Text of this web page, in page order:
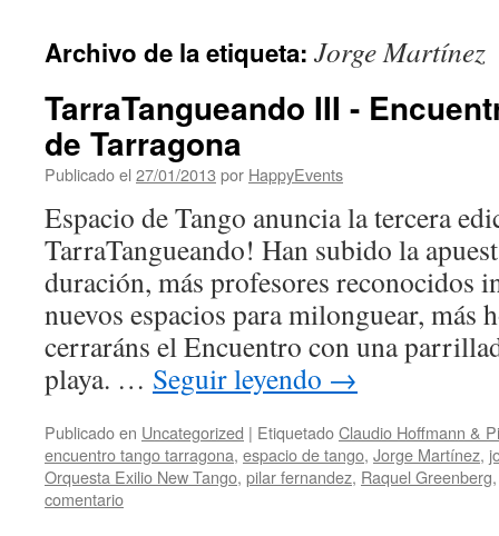
Archivo de la etiqueta: Jorge Martínez
TarraTangueando III -
de Tarragona
Publicado el 27/01/2013 por HappyEvents
Espacio de Tango anuncia la tercera
TarraTangueando! Han subido la
duración, más profesores reconocidos
nuevos espacios para milonguear,
cerraráns el Encuentro con una
playa. … Seguir leyendo →
Publicado en Uncategorized | EtiquetadoClaudio Hoffmann &
encuentro tango tarragona, espacio de tango, Jorge Martínez,
Orquesta Exilio New Tango, pilar fernandez, Raquel Greenberg
comentario